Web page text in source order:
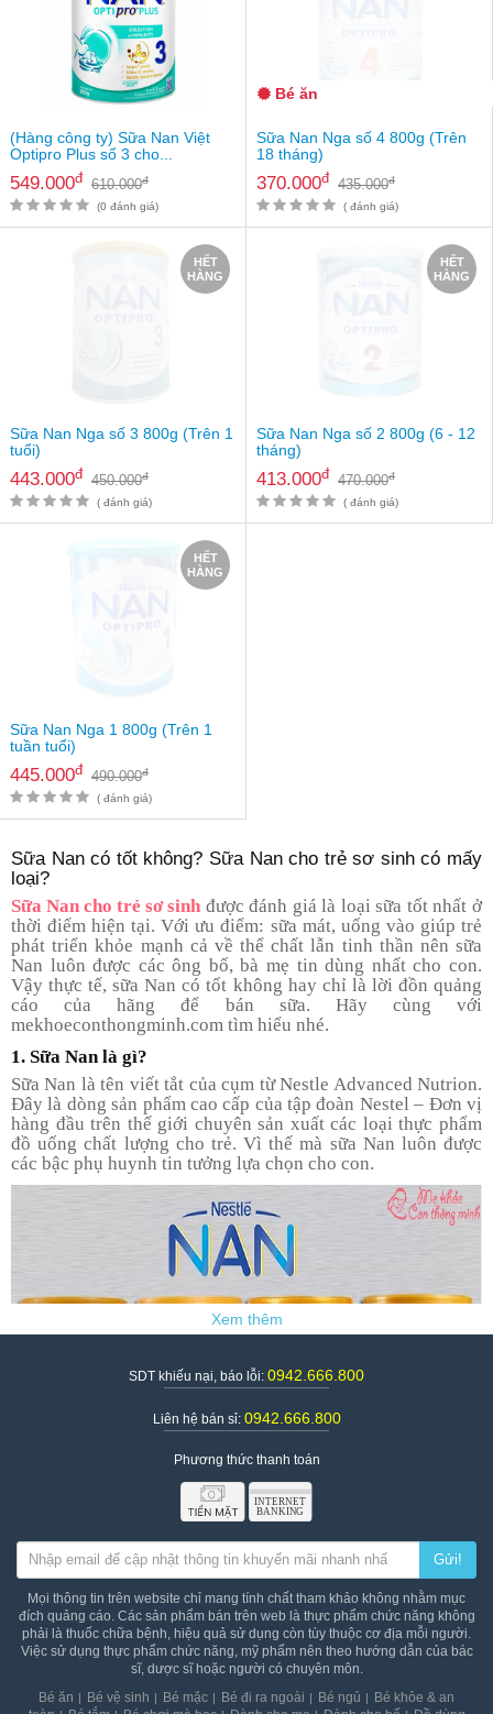
dùng
trong
nhà
(Hàng công ty) Sữa Nan Việt
Optipro Plus số 3 cho...
549.000đ 610.000đ
(0 đánh giá)
Sữa Nan Nga số 4 800g (Trên
18 tháng)
370.000đ 435.000đ
( đánh giá)
Bé ăn
Sữa Nan Nga số 3 800g (Trên 1
tuổi)
443.000đ 450.000đ
( đánh giá)
HẾT
HÀNG
Sữa Nan Nga số 2 800g (6 - 12
tháng)
413.000đ 470.000đ
( đánh giá)
HẾT
HÀNG
Sữa Nan Nga 1 800g (Trên 1
tuần tuổi)
445.000đ 490.000đ
( đánh giá)
HẾT
HÀNG
Sữa Nan có tốt không? Sữa Nan cho trẻ sơ sinh có mấy
loại?
Sữa Nan cho trẻ sơ sinh được đánh giá là loại sữa tốt nhất ở
thời điểm hiện tại. Với ưu điểm: sữa mát, uống vào giúp trẻ
phát triển khỏe mạnh cả về thể chất lẫn tinh thần nên sữa
Nan luôn được các ông bố, bà mẹ tin dùng nhất cho con.
Vậy thực tế, sữa Nan có tốt không hay chỉ là lời đồn quảng
cáo của hãng để bán sữa. Hãy cùng với
mekhoeconthongminh.com tìm hiểu nhé.
1. Sữa Nan là gì?
Sữa Nan là tên viết tắt của cụm từ Nestle Advanced Nutrion.
Đây là dòng sản phẩm cao cấp của tập đoàn Nestel – Đơn vị
hàng đầu trên thế giới chuyên sản xuất các loại thực phẩm
đồ uống chất lượng cho trẻ. Vì thế mà sữa Nan luôn được
các bậc phụ huynh tin tưởng lựa chọn cho con.
Sữa Nan được đánh giá là loại sữa tốt nhất cho trẻ sơ sinh
và trẻ nhỏ
2. Thành phần và công dụng của sữa Nan
Thành phần của sữa Nan chứa nhiều dưỡng chất quan trọng
giúp trẻ phát triển toàn diện:
Hỗ trợ hệ tiêu hóa phát triển tốt hơn, giảm tối đa tình
trạng táo bón, tiêu chảy.
SDT khiếu nại, báo lỗi: 0942.666.800
Liên hệ bán sỉ: 0942.666.800
Phương thức thanh toán
Gửi!
Mọi thông tin trên website chỉ mang tính chất tham khảo không nhằm mục
đích quảng cáo. Các sản phẩm bán trên web là thực phẩm chức năng không
phải là thuốc chữa bệnh, hiệu quả sử dụng còn tùy thuộc cơ địa mỗi người.
Việc sử dụng thực phẩm chức năng, mỹ phẩm nên theo hướng dẫn của bác
sĩ, dược sĩ hoặc người có chuyên môn.
Bé ăn
Bé vệ sinh Bé mặc Bé đi ra ngoài Bé ngủ
Bé khỏe & an